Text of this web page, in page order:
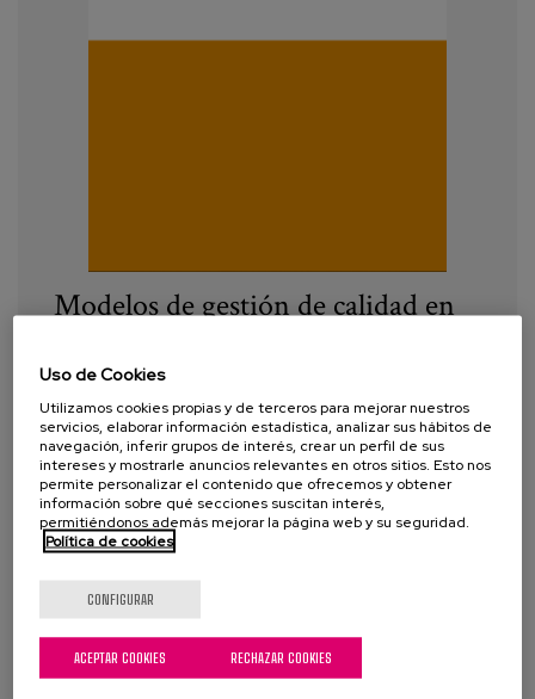
Modelos de gestión de calidad en
dependencia. Revisión
Internacional
Año: 2019
Autor:Leturia M., Zalakain, J., Mendieta, A.,
Carcavilla, A.
calidad de la atención
buenas prácticas
España,Alemania
Reino Unido,Europa,EE.UU.
Uso de Cookies
Utilizamos cookies propias y de terceros para mejorar nuestros
servicios, elaborar información estadística, analizar sus hábitos de
navegación, inferir grupos de interés, crear un perfil de sus
intereses y mostrarle anuncios relevantes en otros sitios. Esto nos
permite personalizar el contenido que ofrecemos y obtener
información sobre qué secciones suscitan interés,
permitiéndonos además mejorar la página web y su seguridad.
Política de cookies
CONFIGURAR
RECHAZAR COOKIES
ACEPTAR COOKIES